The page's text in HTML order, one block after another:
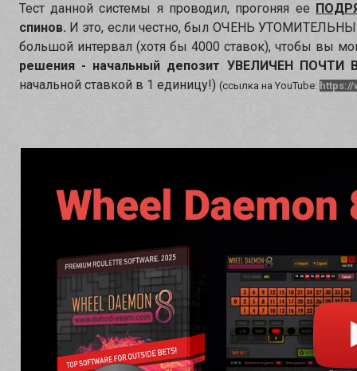
Тест данной системы я проводил, прогоняя ее
спинов. И это, если честно, был ОЧЕНЬ
большой интервал (хотя бы 4000 ставок), чтобы вы
решения - начальный депозит УВЕЛИЧЕН ПОЧТИ
начальной ставкой в 1 единицу!) (ссылка на YouTube: